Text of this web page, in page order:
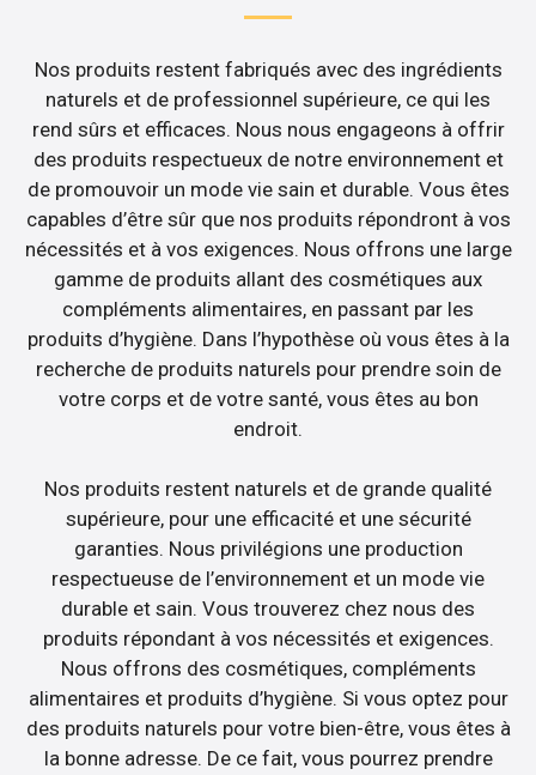
Nos produits restent fabriqués avec des ingrédients
naturels et de professionnel supérieure, ce qui les
rend sûrs et efficaces. Nous nous engageons à offrir
des produits respectueux de notre environnement et
de promouvoir un mode vie sain et durable. Vous êtes
capables d’être sûr que nos produits répondront à vos
nécessités et à vos exigences. Nous offrons une large
gamme de produits allant des cosmétiques aux
compléments alimentaires, en passant par les
produits d’hygiène. Dans l’hypothèse où vous êtes à la
recherche de produits naturels pour prendre soin de
votre corps et de votre santé, vous êtes au bon
endroit.
Nos produits restent naturels et de grande qualité
supérieure, pour une efficacité et une sécurité
garanties. Nous privilégions une production
respectueuse de l’environnement et un mode vie
durable et sain. Vous trouverez chez nous des
produits répondant à vos nécessités et exigences.
Nous offrons des cosmétiques, compléments
alimentaires et produits d’hygiène. Si vous optez pour
des produits naturels pour votre bien-être, vous êtes à
la bonne adresse. De ce fait, vous pourrez prendre